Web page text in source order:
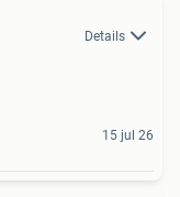
Details
15 jul 26